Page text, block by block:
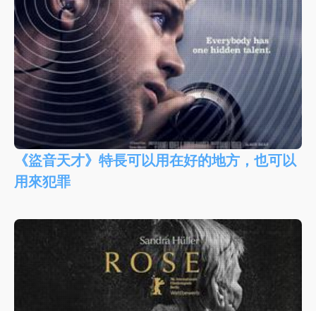
《盜音天才》特長可以用在好的地方，也可以
用來犯罪